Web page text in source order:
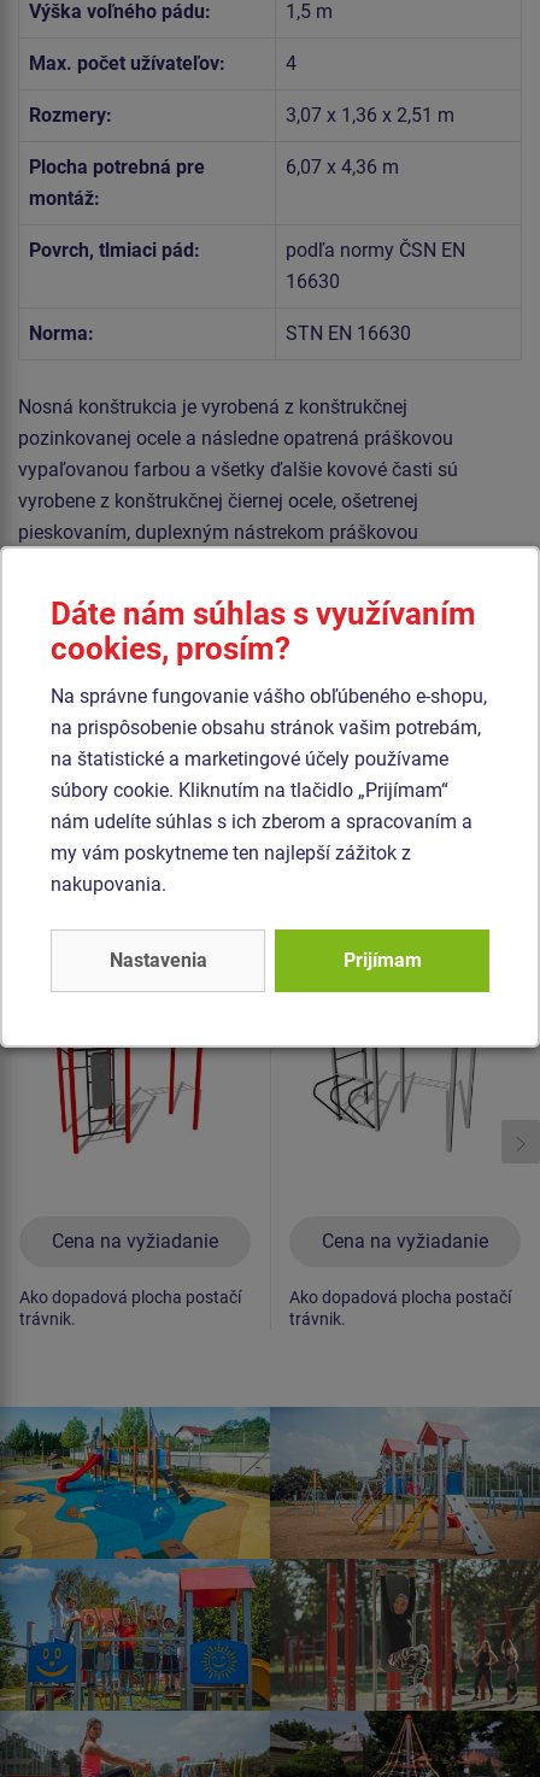
Výška voľného pádu: 1,5 m
Max. počet užívateľov: 4
Rozmery: 3,07 x 1,36 x 2,51 m
Plocha potrebná pre
montáž:
6,07 x 4,36 m
Povrch, tlmiaci pád:
podľa normy ČSN EN
16630
Norma: STN EN 16630
Nosná konštrukcia je vyrobená z konštrukčnej
pozinkovanej ocele a následne opatrená práškovou
vypaľovanou farbou a všetky ďalšie kovové časti sú
vyrobene z konštrukčnej čiernej ocele, ošetrenej
pieskovaním, duplexným nástrekom práškovou
vyrobené z vysoko kvalitného plastu HDPE (celoprefarbený
polyetylén s vysokou hustotou, ktorýsa vyznačuje vysokou
farebnou stálosťou, odolnou proti UV žiareniu a hlavne
bezpečnosťou, pretože je nelámavý a nehrozí tak žiadne
nebezpečné zranenie ostrými úlomkami). Všetok spojovací
materiál je pozinkovaný alebo nerezový.
Podobnýtovar
Street workoutová
Cena na vyžiadanie
Ako dopadová plocha postačí
trávnik.
Street workoutová
Cena na vyžiadanie
Ako dopadová plocha postačí
trávnik.
Dáte nám súhlas s využívaním
cookies, prosím?
Na správne fungovanie vášho obľúbeného e-shopu,
na prispôsobenie obsahu stránok vašim potrebám,
na štatistické a marketingové účely používame
súbory cookie. Kliknutím na tlačidlo „Prijímam“
nám udelíte súhlas s ich zberom a spracovaním a
my vám poskytneme ten najlepší zážitok z
nakupovania.
Nastavenia Prijímam